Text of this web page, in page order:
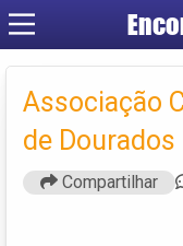
Associação
de Dourados
Compartilhar